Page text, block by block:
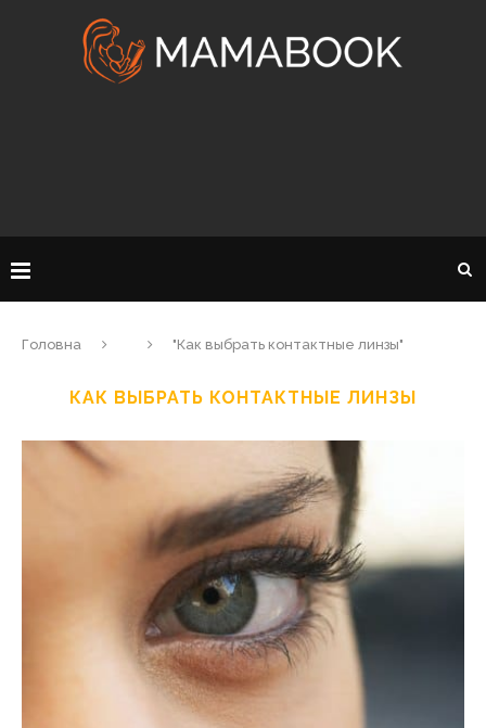
Головна "Как выбрать контактные линзы"
КАК ВЫБРАТЬ КОНТАКТНЫЕ ЛИНЗЫ